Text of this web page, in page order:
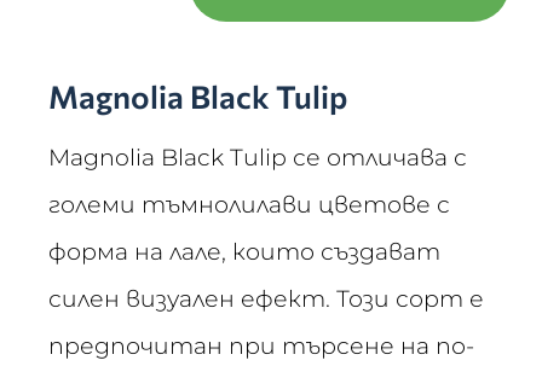
Magnolia Black Tulip
Magnolia Black Tulip се отличава с
големи тъмнолилави цветове с
форма на лале, които създават
силен визуален ефект. Този сорт е
предпочитан при търсене на по-